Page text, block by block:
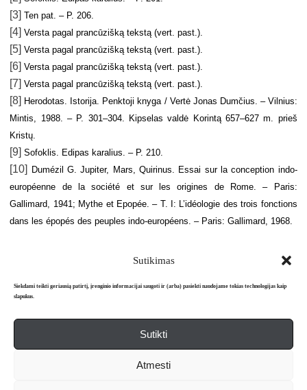
Sutikimas
Siekdami teikti geriausią patirtį, įrenginio informacijai saugoti ir (arba) pasiekti naudojame tokias technologijas kaip
slapukus.
Sutikti
Atmesti
[3] Ten pat. – P. 206.
[4] Versta pagal prancūzišką tekstą (vert. past.).
[5] Versta pagal prancūzišką tekstą (vert. past.).
[6] Versta pagal prancūzišką tekstą (vert. past.).
[7] Versta pagal prancūzišką tekstą (vert. past.).
[8] Herodotas. Istorija. Penktoji knyga / Vertė Jonas Dumčius. – Vilnius:
Mintis, 1988. – P. 301–304. Kipselas valdė Korintą 657–627 m. prieš
Kristų.
[9] Sofoklis. Edipas karalius. – P. 210.
[10]
Dumézil G. Jupiter, Mars, Quirinus. Essai sur la conception indo-
européenne de la société et sur les origines de Rome. – Paris:
Gallimard, 1941; Mythe et Epopée. – T. I: L’idéologie des trois fonctions
dans les épopés des peuples indo-européens. – Paris: Gallimard, 1968.